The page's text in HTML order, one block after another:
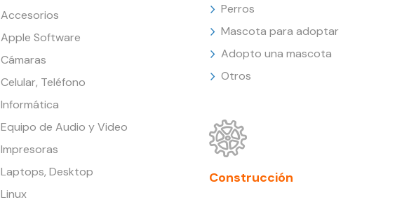
Accesorios
Apple Software
Cámaras
Celular, Teléfono
Informática
Equipo de Audio y Video
Impresoras
Laptops, Desktop
Linux
Perros
Mascota para adoptar
Adopto una mascota
Otros
Construcción